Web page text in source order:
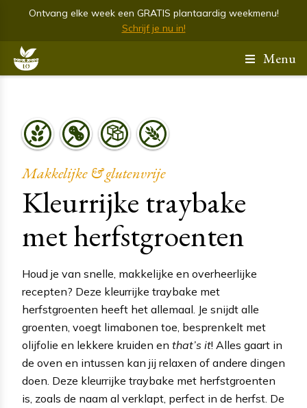
Ontvang elke week een GRATIS plantaardig weekmenu!
Schrijf je nu in!
Menu
Makkelijke & glutenvrije
Kleurrijke traybake
met herfstgroenten
Houd je van snelle, makkelijke en overheerlijke
recepten? Deze kleurrijke traybake met
herfstgroenten heeft het allemaal. Je snijdt alle
groenten, voegt limabonen toe, besprenkelt met
olijfolie en lekkere kruiden en that’s it! Alles gaart in
de oven en intussen kan jij relaxen of andere dingen
doen. Deze kleurrijke traybake met herfstgroenten
is, zoals de naam al verklapt, perfect in de herfst. De